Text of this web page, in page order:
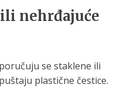
nehrđajuće
se staklene ili
plastične čestice.